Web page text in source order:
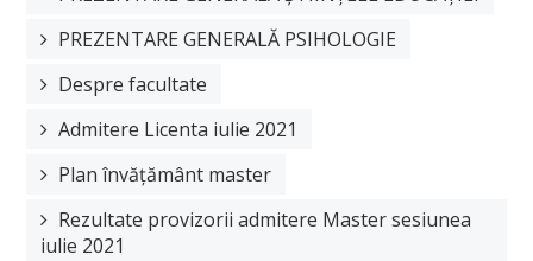
PREZENTARE GENERALĂ PSIHOLOGIE
Despre facultate
Admitere Licenta iulie 2021
Plan învățământ master
Rezultate provizorii admitere Master sesiunea
iulie 2021